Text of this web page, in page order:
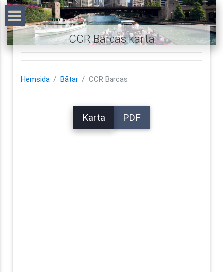
CCR Barcas karta
Hemsida Båtar CCR Barcas
Karta PDF